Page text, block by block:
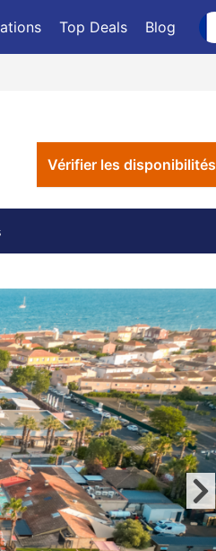
Top Deals Blog
Vérifier les disponibilités